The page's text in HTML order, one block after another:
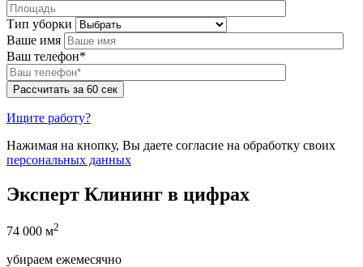
Тип уборки
Ваше имя
Ваш телефон*
Ищите работу?
Нажимая на кнопку, Вы даете согласие на обработку своих
персональных данных
Эксперт Клининг в цифрах
74 000 м2
убираем ежемесячно